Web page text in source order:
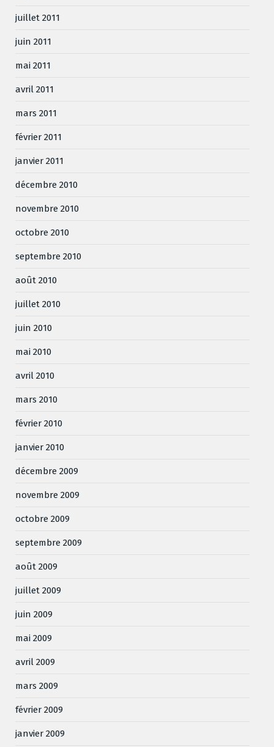
juillet 2011
juin 2011
mai 2011
avril 2011
mars 2011
février 2011
janvier 2011
décembre 2010
novembre 2010
octobre 2010
septembre 2010
août 2010
juillet 2010
juin 2010
mai 2010
avril 2010
mars 2010
février 2010
janvier 2010
décembre 2009
novembre 2009
octobre 2009
septembre 2009
août 2009
juillet 2009
juin 2009
mai 2009
avril 2009
mars 2009
février 2009
janvier 2009